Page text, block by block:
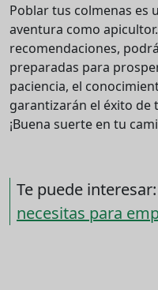
Poblar tus colmenas es
aventura como
recomendaciones,
preparadas para
paciencia, el
garantizarán el éxito de
¡Buena suerte en tu
Te puede interesar:
necesitas para